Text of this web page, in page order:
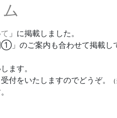
」に掲載しました。
」のご案内も合わせて掲載し
ます。
付をいたしますのでどうぞ。